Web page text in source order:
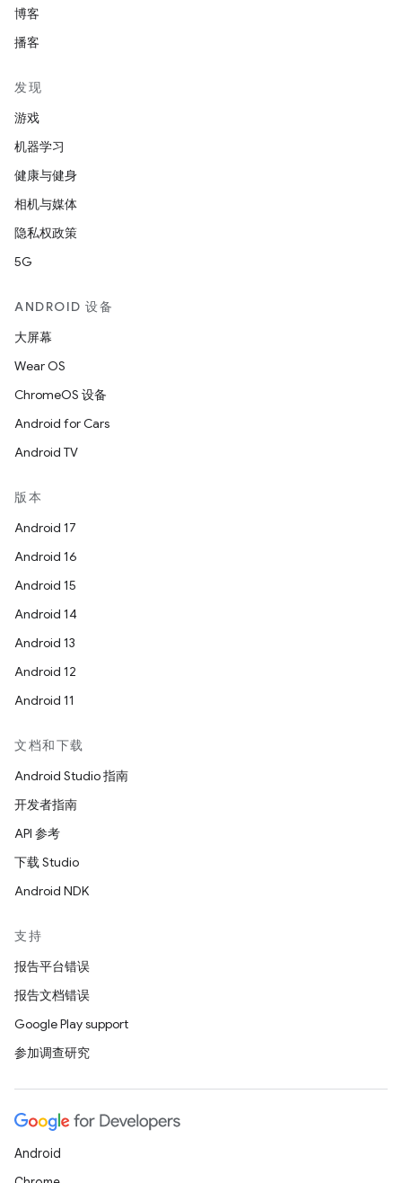
博客
播客
发现
游戏
机器学习
健康与健身
相机与媒体
隐私权政策
5G
ANDROID 设备
大屏幕
Wear OS
ChromeOS 设备
Android for Cars
Android TV
版本
Android 17
Android 16
Android 15
Android 14
Android 13
Android 12
Android 11
文档和下载
Android Studio 指南
开发者指南
API 参考
下载 Studio
Android NDK
支持
报告平台错误
报告文档错误
Google Play support
参加调查研究
Android